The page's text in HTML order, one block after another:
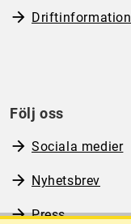
Driftinformation
Följ oss
Sociala medier
Nyhetsbrev
Press